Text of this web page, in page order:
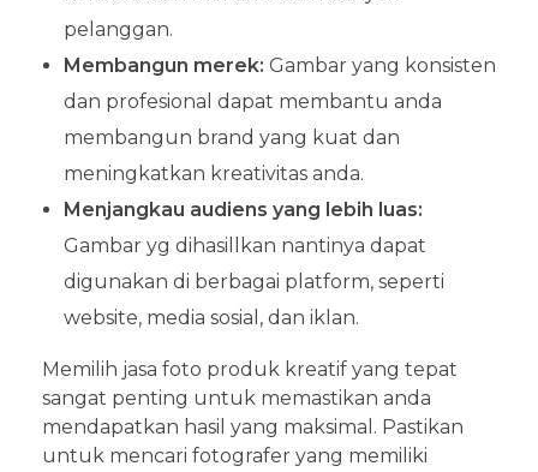
pelanggan.
Membangun merek: Gambar yang konsisten
dan profesional dapat membantu anda
membangun brand yang kuat dan
meningkatkan kreativitas anda.
Menjangkau audiens yang lebih luas:
Gambar yg dihasillkan nantinya dapat
digunakan di berbagai platform, seperti
website, media sosial, dan iklan.
Memilih jasa foto produk kreatif yang tepat
sangat penting untuk memastikan anda
mendapatkan hasil yang maksimal. Pastikan
untuk mencari fotografer yang memiliki